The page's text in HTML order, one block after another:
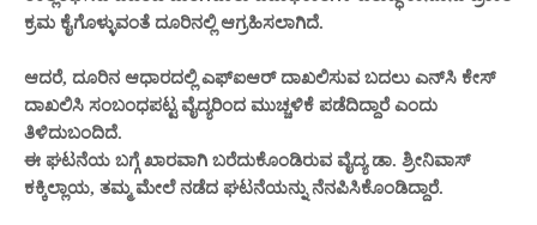
ಕ್ರಮ ಕೈಗೊಳ್ಳುವಂತೆ ದೂರಿನಲ್ಲಿ ಆಗ್ರಹಿಸಲಾಗಿದೆ.
ಆದರೆ, ದೂರಿನ ಆಧಾರದಲ್ಲಿ ಎಫ್‌ಐಆರ್ ದಾಖಲಿಸುವ ಬದಲು ಎನ್‌ಸಿ ಕೇಸ್
ದಾಖಲಿಸಿ ಸಂಬಂಧಪಟ್ಟ ವೈದ್ಯರಿಂದ ಮುಚ್ಚಳಿಕೆ ಪಡೆದಿದ್ದಾರೆ ಎಂದು
ತಿಳಿದುಬಂದಿದೆ.
ಈ ಘಟನೆಯ ಬಗ್ಗೆ ಖಾರವಾಗಿ ಬರೆದುಕೊಂಡಿರುವ ವೈದ್ಯ ಡಾ. ಶ್ರೀನಿವಾಸ್
ಕಕ್ಕಿಲ್ಲಾಯ, ತಮ್ಮ ಮೇಲೆ ನಡೆದ ಘಟನೆಯನ್ನು ನೆನಪಿಸಿಕೊಂಡಿದ್ದಾರೆ.